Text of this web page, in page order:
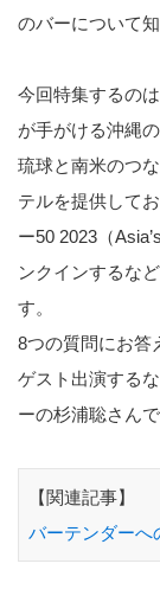
のバーについて
今回特集するの
が手がける沖縄
琉球と南米のつ
テルを提供して
ー50 2023（
ンクインするな
す。
8つの質問にお答
ゲスト出演する
ーの杉浦聡さんで
【関連記事】
バーテンダーへ